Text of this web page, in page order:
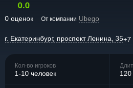
0.0
0 оценок От компании Ubego
г. Екатеринбург, проспект Ленина, 35+7
Кол-во игроков
1-10 человек